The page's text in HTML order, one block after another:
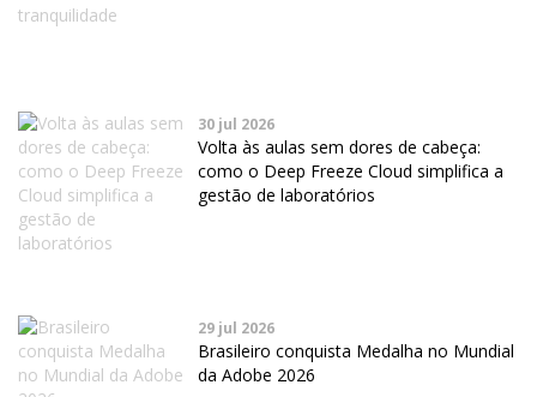
30 jul 2026
Volta às aulas sem dores de cabeça:
como o Deep Freeze Cloud simplifica a
gestão de laboratórios
29 jul 2026
Brasileiro conquista Medalha no Mundial
da Adobe 2026